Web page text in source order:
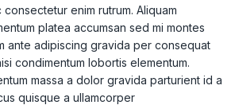
enim rutrum. Aliquam
platea accumsan sed mi montes
ante adipiscing gravida per consequat
condimentum lobortis elementum.
massa a dolor gravida parturient id a
quisque a ullamcorper